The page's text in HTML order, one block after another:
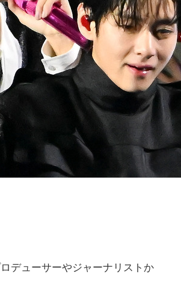
デューサーやジャーナリストか